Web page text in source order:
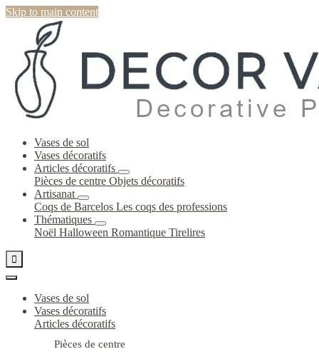
Skip to main content
Vases de sol
Vases décoratifs
Articles décoratifs
Pièces de centre Objets décoratifs
Artisanat
Coqs de Barcelos Les coqs des professions
Thématiques
Noël Halloween Romantique Tirelires

Vases de sol
Vases décoratifs
Articles décoratifs
Pièces de centre